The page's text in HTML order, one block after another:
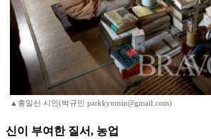
▲홍일선 시인(박규민 parkkyumin@gmail.com)
신이 부여한 질서, 농업